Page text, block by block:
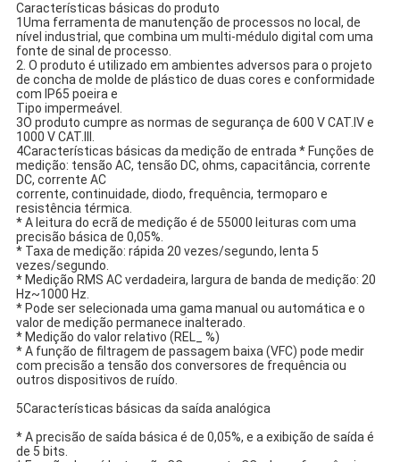
Características básicas do produto
1Uma ferramenta de manutenção de processos no local, de
nível industrial, que combina um multi-médulo digital com uma
fonte de sinal de processo.
2. O produto é utilizado em ambientes adversos para o projeto
de concha de molde de plástico de duas cores e conformidade
com IP65 poeira e
Tipo impermeável.
3O produto cumpre as normas de segurança de 600 V CAT.IV e
1000 V CAT.III.
4Características básicas da medição de entrada * Funções de
medição: tensão AC, tensão DC, ohms, capacitância, corrente
DC, corrente AC
corrente, continuidade, diodo, frequência, termoparo e
resistência térmica.
* A leitura do ecrã de medição é de 55000 leituras com uma
precisão básica de 0,05%.
* Taxa de medição: rápida 20 vezes/segundo, lenta 5
vezes/segundo.
* Medição RMS AC verdadeira, largura de banda de medição: 20
Hz~1000 Hz.
* Pode ser selecionada uma gama manual ou automática e o
valor de medição permanece inalterado.
* Medição do valor relativo (REL_ %)
* A função de filtragem de passagem baixa (VFC) pode medir
com precisão a tensão dos conversores de frequência ou
outros dispositivos de ruído.
5Características básicas da saída analógica
* A precisão de saída básica é de 0,05%, e a exibição de saída é
de 5 bits.